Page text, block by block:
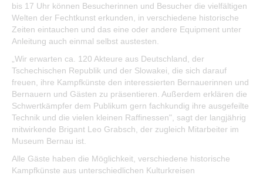
bis 17 Uhr können Besucherinnen und Besucher die vielfältigen
Welten der Fechtkunst erkunden, in verschiedene historische
Zeiten eintauchen und das eine oder andere Equipment unter
Anleitung auch einmal selbst austesten.
„Wir erwarten ca. 120 Akteure aus Deutschland, der
Tschechischen Republik und der Slowakei, die sich darauf
freuen, ihre Kampfkünste den interessierten Bernauerinnen und
Bernauern und Gästen zu präsentieren. Außerdem erklären die
Schwertkämpfer dem Publikum gern fachkundig ihre ausgefeilte
Technik und die vielen kleinen Raffinessen", sagt der langjährig
mitwirkende Brigant Leo Grabsch, der zugleich Mitarbeiter im
Museum Bernau ist.
Alle Gäste haben die Möglichkeit, verschiedene historische
Kampfkünste aus unterschiedlichen Kulturkreisen